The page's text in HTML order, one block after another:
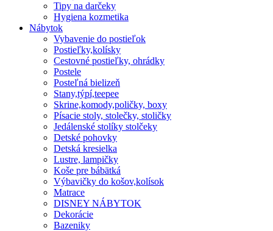
Tipy na darčeky
Hygiena kozmetika
Nábytok
Vybavenie do postieľok
Postieľky,kolísky
Cestovné postieľky, ohrádky
Postele
Posteľná bielizeň
Stany,týpí,teepee
Skrine,komody,poličky, boxy
Písacie stoly, stolečky, stoličky
Jedálenské stolíky stolčeky
Detské pohovky
Detská kresielka
Lustre, lampičky
Koše pre bábätká
Výbavičky do košov,kolísok
Matrace
DISNEY NÁBYTOK
Dekorácie
Bazeniky